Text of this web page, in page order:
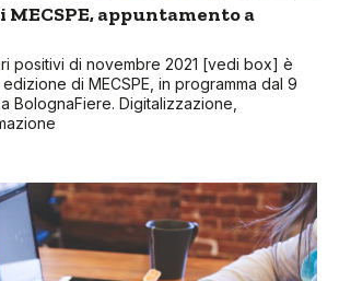
MECSPE, appuntamento a
positivi di novembre 2021 [vedi box] è
di MECSPE, in programma dal 9
a BolognaFiere. Digitalizzazione,